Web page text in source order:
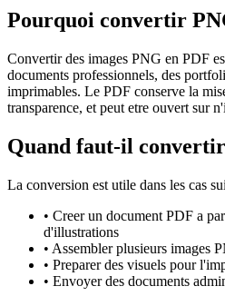
Pourquoi convertir
Convertir des images PNG en PDF
documents professionnels, des
imprimables. Le PDF conserve la
transparence, et peut etre ouvert sur
Quand faut-il convertir
La conversion est utile dans les cas
• Creer un document PDF a
d'illustrations
• Assembler plusieurs images
• Preparer des visuels pour
• Envoyer des documents